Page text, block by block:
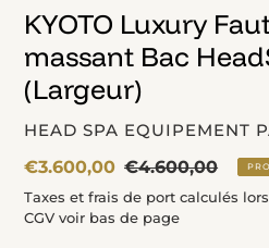
KYOTO Luxury
massant Bac
(Largeur)
DISTRIBUTEUR
HEAD SPA EQUIPEMENT
Prix
fou
€3.600,00 Prix
normal
€4.600,00
Taxes et frais de port calculés
CGV voir bas de page